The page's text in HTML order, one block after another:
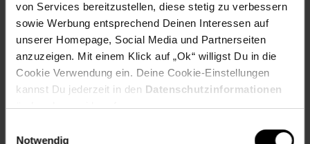
von Services bereitzustellen, diese stetig zu verbessern
sowie Werbung entsprechend Deinen Interessen auf
unserer Homepage, Social Media und Partnerseiten
anzuzeigen. Mit einem Klick auf „Ok“ willigst Du in die
Cookie Verwendung ein. Deine Cookie-Einstellungen
kannst Du jederzeit in den Datenschutzinformationen
ändern bzw. widerrufen.
Notwendig
Lichtbedarf: Sonnig-Halbschattig
Wasserbedarf: Mittel
Rückschnitt: Rückschnitt im Spätwinter.
Schnittverträglichkeit: Sehr gut
Bodenansprüche: humos und gut durchlässig
Nährstoffgehalt: Mittel
Frosthärte: bis -30 °C
Verwendung: Als Vogelschutz und -
Vogelnährgehölz, Ziergehölz